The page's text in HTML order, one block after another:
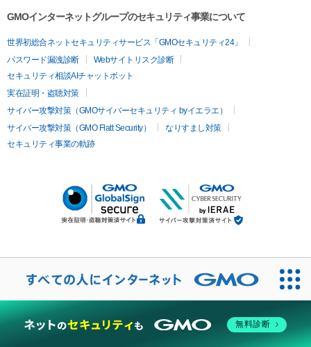
GMOインターネットグループのセキュリティ事業について
世界初総合ネットセキュリティサービス「GMOセキュリティ24」
パスワード漏洩診断
Webサイトリスク診断
セキュリティ相談AIチャットボット
実在証明・盗聴対策
サイバー攻撃対策（GMOサイバーセキュリティ byイエラエ）
サイバー攻撃対策（GMO Flatt Security）
なりすまし対策
セキュリティ事業の軌跡
無料診断